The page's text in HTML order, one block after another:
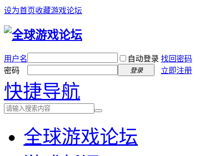
设为首页收藏游戏论坛
用户名 自动登录 找回密码
密码
登录 立即注册
快捷导航
全球游戏论坛